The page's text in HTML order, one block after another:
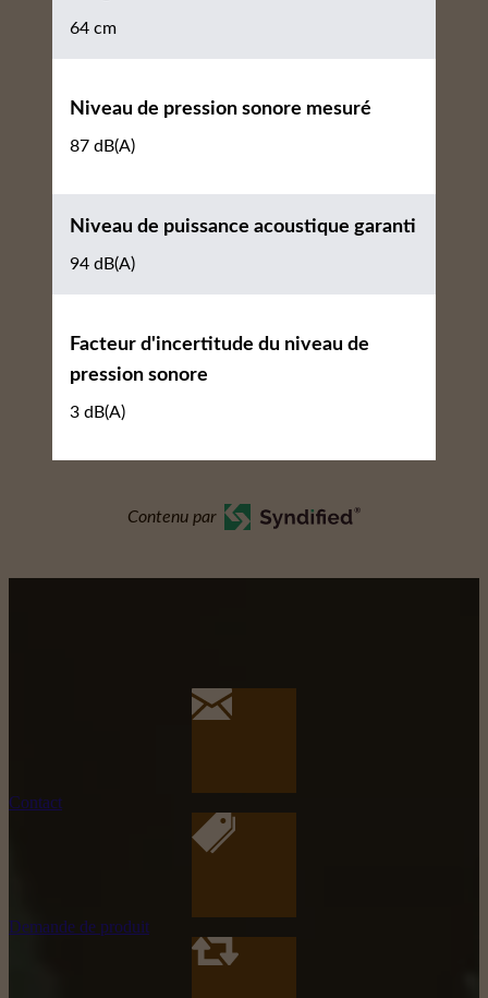
64 cm
Niveau de pression sonore mesuré
87 dB(A)
Niveau de puissance acoustique garanti
94 dB(A)
Facteur d'incertitude du niveau de
pression sonore
3 dB(A)
Contenu par
Contact
Demande de produit